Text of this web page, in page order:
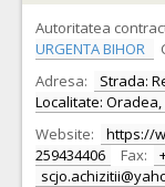
Autoritatea
URGENTA BIHOR
Adresa:
Strada:
Localitate:
Website:
https://
259434406
Fax: